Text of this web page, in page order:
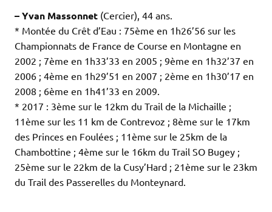
– Yvan Massonnet (Cercier), 44 ans.
* Montée du Crêt d’Eau : 75ème en 1h26’56 sur les
Championnats de France de Course en Montagne en
2002 ; 7ème en 1h33’33 en 2005 ; 9ème en 1h32’37 en
2006 ; 4ème en 1h29’51 en 2007 ; 2ème en 1h30’17 en
2008 ; 6ème en 1h41’33 en 2009.
* 2017 : 3ème sur le 12km du Trail de la Michaille ;
11ème sur les 11 km de Contrevoz ; 8ème sur le 17km
des Princes en Foulées ; 11ème sur le 25km de la
Chambottine ; 4ème sur le 16km du Trail SO Bugey ;
25ème sur le 22km de la Cusy’Hard ; 21ème sur le 23km
du Trail des Passerelles du Monteynard.